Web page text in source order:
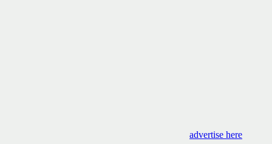
advertise here